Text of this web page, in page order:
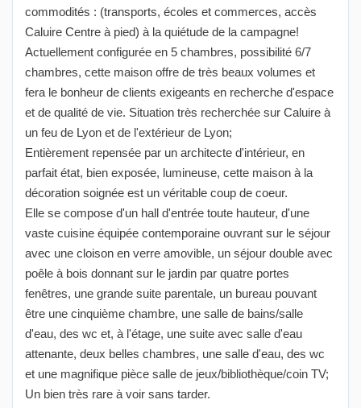
commodités : (transports, écoles et commerces, accès
Caluire Centre à pied) à la quiétude de la campagne!
Actuellement configurée en 5 chambres, possibilité 6/7
chambres, cette maison offre de très beaux volumes et
fera le bonheur de clients exigeants en recherche d'espace
et de qualité de vie. Situation très recherchée sur Caluire à
un feu de Lyon et de l'extérieur de Lyon;
Entièrement repensée par un architecte d'intérieur, en
parfait état, bien exposée, lumineuse, cette maison à la
décoration soignée est un véritable coup de coeur.
Elle se compose d'un hall d'entrée toute hauteur, d'une
vaste cuisine équipée contemporaine ouvrant sur le séjour
avec une cloison en verre amovible, un séjour double avec
poêle à bois donnant sur le jardin par quatre portes
fenêtres, une grande suite parentale, un bureau pouvant
être une cinquième chambre, une salle de bains/salle
d'eau, des wc et, à l'étage, une suite avec salle d'eau
attenante, deux belles chambres, une salle d'eau, des wc
et une magnifique pièce salle de jeux/bibliothèque/coin TV;
Un bien très rare à voir sans tarder.